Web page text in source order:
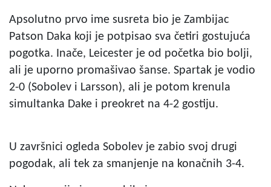
Apsolutno prvo ime susreta bio je Zambijac
Patson Daka koji je potpisao sva četiri gostujuća
pogotka. Inače, Leicester je od početka bio bolji,
ali je uporno promašivao šanse. Spartak je vodio
2-0 (Sobolev i Larsson), ali je potom krenula
simultanka Dake i preokret na 4-2 gostiju.
U završnici ogleda Sobolev je zabio svoj drugi
pogodak, ali tek za smanjenje na konačnih 3-4.